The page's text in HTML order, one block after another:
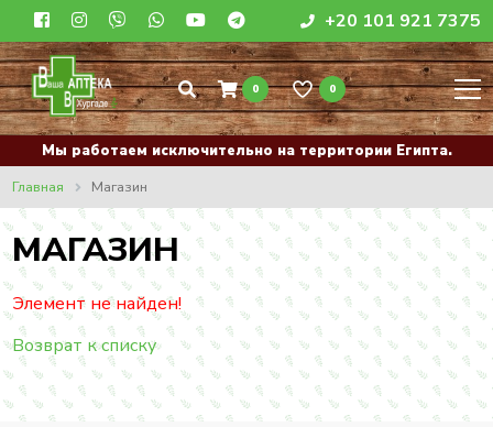
+20 101 921 7375
0 0
Мы работаем исключительно на территории Египта.
Главная
Магазин
МАГАЗИН
Элемент не найден!
Возврат к списку